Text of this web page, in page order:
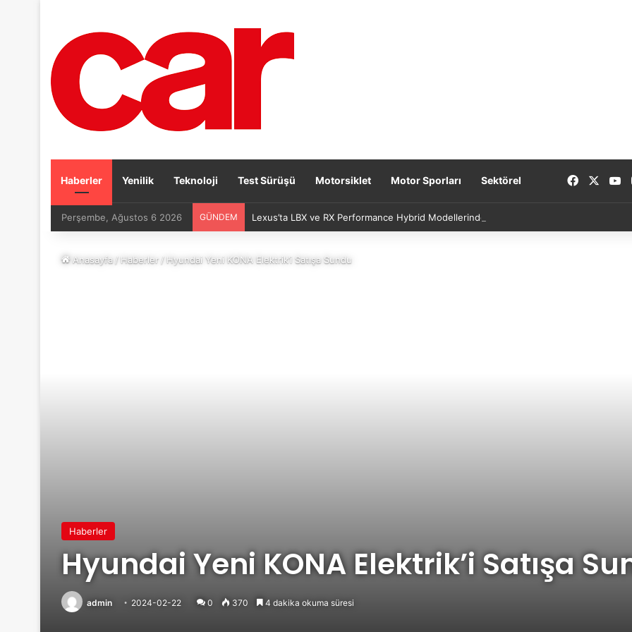
Haberler Yenilik Teknoloji Test Sürüşü Motorsiklet Motor Sporları Sektörel Facebook
Perşembe, Ağustos 6 2026 GÜNDEM Lexus’ta LBX ve RX Performance Hybrid Modellerinde Özel Fiyat Avantajı
Anasayfa/Haberler /Hyundai Yeni KONA Elektrik’i Satışa Sundu
Haberler
Hyundai Yeni KONA Elektrik’i Satışa
admin 2024-02-22 0 370 4 dakika okuma süresi